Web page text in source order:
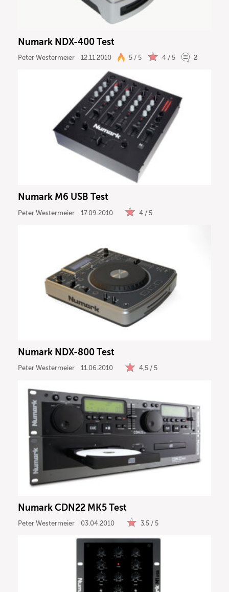
Numark NDX-400 Test
Peter Westermeier 12.11.2010 5 / 5 4 / 5 2
Numark M6 USB Test
Peter Westermeier 17.09.2010 4 / 5
Numark NDX-800 Test
Peter Westermeier 11.06.2010 4,5 / 5
Numark CDN22 MK5 Test
Peter Westermeier 03.04.2010 3,5 / 5